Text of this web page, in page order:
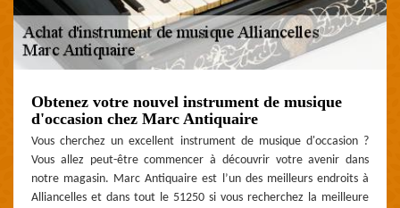
Obtenez votre nouvel instrument de musique
d'occasion chez Marc Antiquaire
Vous cherchez un excellent instrument de musique d'occasion ?
Vous allez peut-être commencer à découvrir votre avenir dans
notre magasin. Marc Antiquaire est l’un des meilleurs endroits à
Alliancelles et dans tout le 51250 si vous recherchez la meilleure